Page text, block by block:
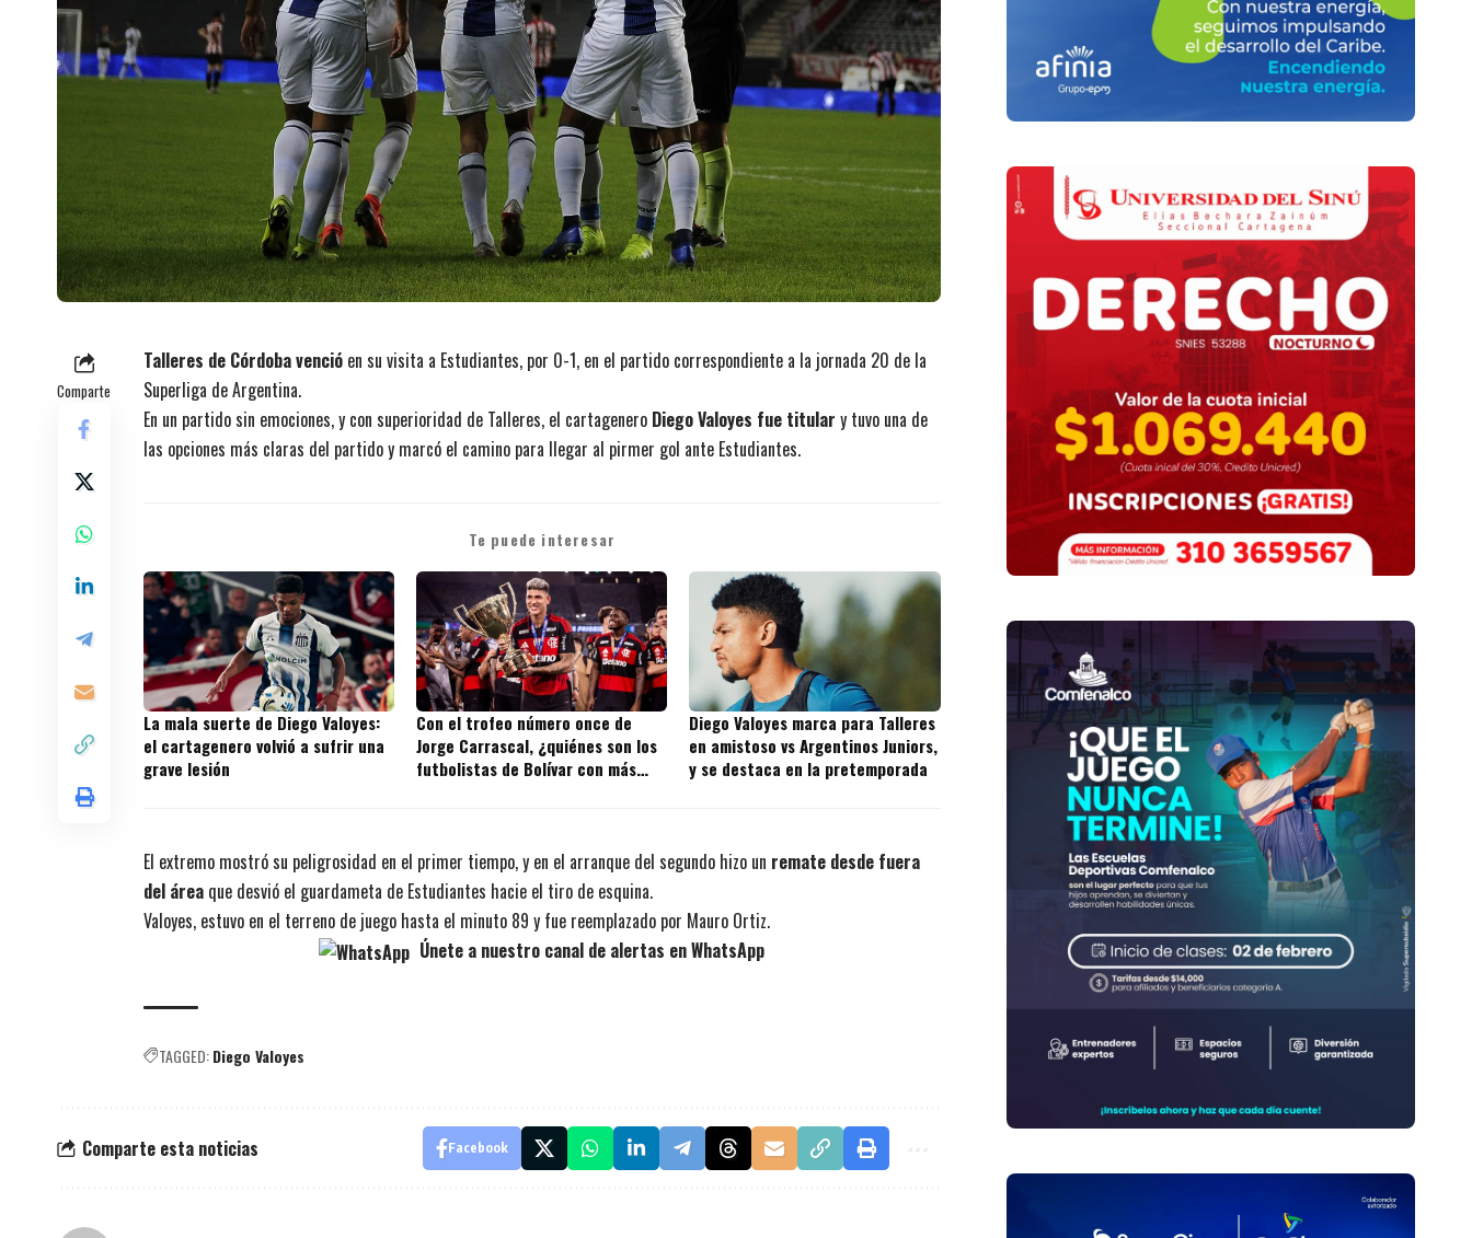
Comparte
Talleres de Córdoba venció en su visita a Estudiantes, por 0-1, en el partido correspondiente a la jornada 20 de la
Superliga de Argentina.
En un partido sin emociones, y con superioridad de Talleres, el cartagenero Diego Valoyes fue titular y tuvo una de
las opciones más claras del partido y marcó el camino para llegar al pirmer gol ante Estudiantes.
Te puede interesar
La mala suerte de Diego Valoyes:
el cartagenero volvió a sufrir una
grave lesión
Con el trofeo número once de
Jorge Carrascal, ¿quiénes son los
futbolistas de Bolívar con más
Diego Valoyes marca para Talleres
en amistoso vs Argentinos Juniors,
y se destaca en la pretemporada
El extremo mostró su peligrosidad en el primer tiempo, y en el arranque del segundo hizo un remate desde fuera
del área que desvió el guardameta de Estudiantes hacie el tiro de esquina.
Valoyes, estuvo en el terreno de juego hasta el minuto 89 y fue reemplazado por Mauro Ortiz.
Únete a nuestro canal de alertas en WhatsApp
TAGGED:Diego Valoyes
Comparte esta noticias Facebook